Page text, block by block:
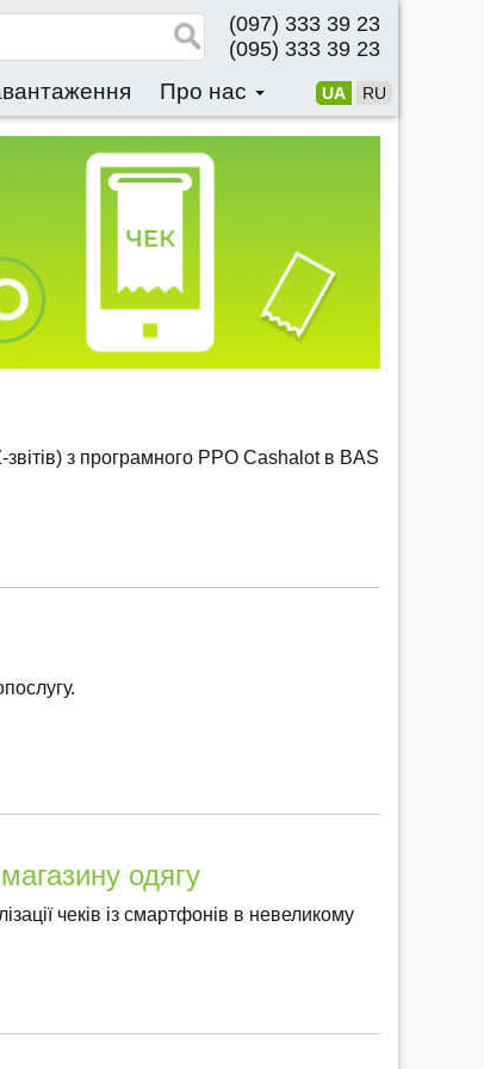
(097) 333 39 23
(095) 333 39 23
Про нас UA RU
з програмного РРО Cashalot в BAS
одягу
чеків із смартфонів в невеликому